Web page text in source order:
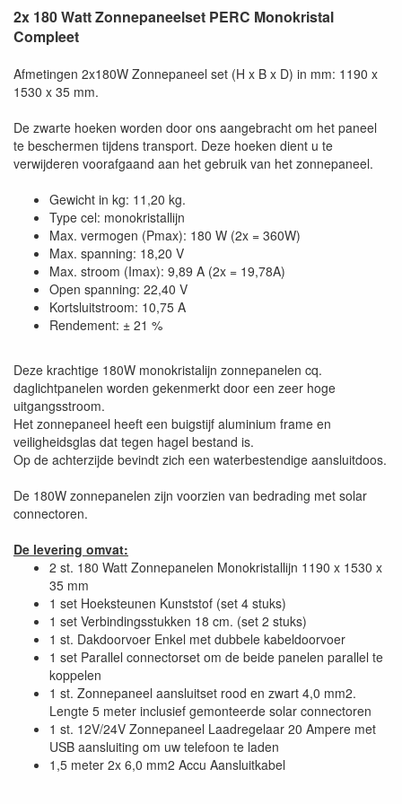
Als optie kan de set ook worden uitgevoerd met een 20A
de werking van paneel en de status van de accu kan worden
afgelezen.
Ook kan worden gekozen voor een 30A MPPT laadregelaar
EPSolar met optioneel de MT-52 LCD display.
Als optie kan de set worden uitgevoerd met een
2x 180 Watt Zonnepaneelset PERC Monokristal
Compleet
Afmetingen 2x180W Zonnepaneel set (H x B x D) in mm: 1190 x
1530 x 35 mm.
De zwarte hoeken worden door ons aangebracht om het paneel
te beschermen tijdens transport. Deze hoeken dient u te
verwijderen voorafgaand aan het gebruik van het zonnepaneel.
Gewicht in kg: 11,20 kg.
Type cel: monokristallijn
Max. vermogen (Pmax): 180 W (2x = 360W)
Max. spanning: 18,20 V
Max. stroom (Imax): 9,89 A (2x = 19,78A)
Open spanning: 22,40 V
Kortsluitstroom: 10,75 A
Rendement: ± 21 %
Deze krachtige 180W monokristalijn zonnepanelen cq.
daglichtpanelen worden gekenmerkt door een zeer hoge
uitgangsstroom.
Het zonnepaneel heeft een buigstijf aluminium frame en
veiligheidsglas dat tegen hagel bestand is.
Op de achterzijde bevindt zich een waterbestendige aansluitdoos.
De 180W zonnepanelen zijn voorzien van bedrading met solar
connectoren.
De levering omvat:
2 st. 180 Watt Zonnepanelen Monokristallijn 1190 x 1530 x
35 mm
1 set Hoeksteunen Kunststof (set 4 stuks)
1 set Verbindingsstukken 18 cm. (set 2 stuks)
1 st. Dakdoorvoer Enkel met dubbele kabeldoorvoer
1 set Parallel connectorset om de beide panelen parallel te
koppelen
1 st. Zonnepaneel aansluitset rood en zwart 4,0 mm2.
Lengte 5 meter inclusief gemonteerde solar connectoren
1 st. 12V/24V Zonnepaneel Laadregelaar 20 Ampere met
USB aansluiting om uw telefoon te laden
1,5 meter 2x 6,0 mm2 Accu Aansluitkabel